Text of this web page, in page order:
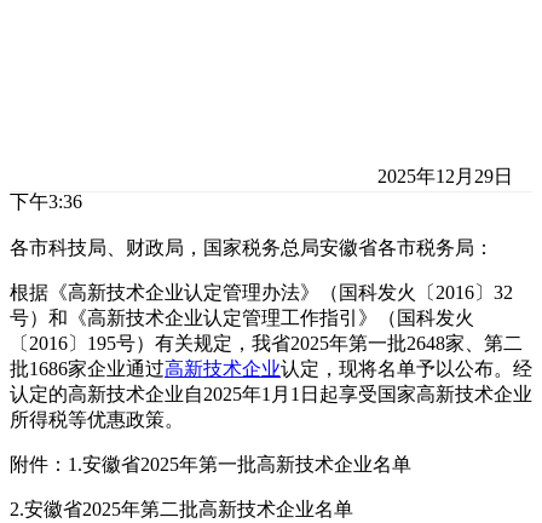
2025年12月29日
下午3:36
各市科技局、财政局，国家税务总局安徽省各市税务局：
根据《高新技术企业认定管理办法》（国科发火〔2016〕32
号）和《高新技术企业认定管理工作指引》（国科发火
〔2016〕195号）有关规定，我省2025年第一批2648家、第二
批1686家企业通过高新技术企业认定，现将名单予以公布。经
认定的高新技术企业自2025年1月1日起享受国家高新技术企业
所得税等优惠政策。
附件：1.安徽省2025年第一批高新技术企业名单
2.安徽省2025年第二批高新技术企业名单